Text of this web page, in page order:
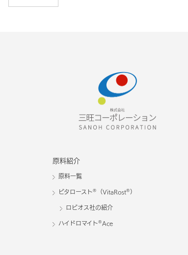
原料紹介
原料一覧
ビタロースト® （VitaRost® ）
ロビオス社の紹介
ハイドロマイト® Ace